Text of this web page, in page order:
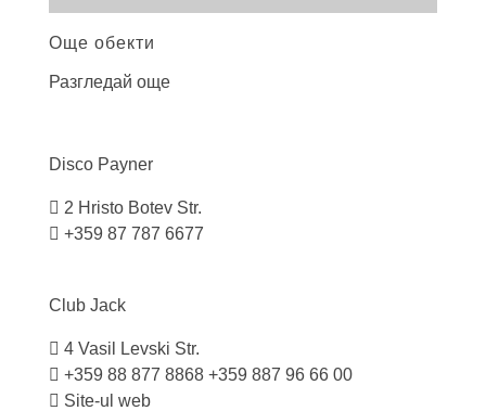
Още обекти
Разгледай още
Disco Payner
2 Hristo Botev Str.
+359 87 787 6677
Club Jack
4 Vasil Levski Str.
+359 88 877 8868 +359 887 96 66 00
Site-ul web